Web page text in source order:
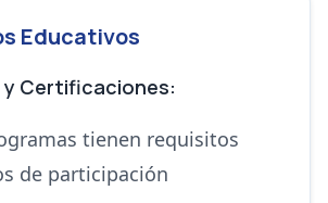
Educativos
y Certificaciones:
tienen requisitos
de participación